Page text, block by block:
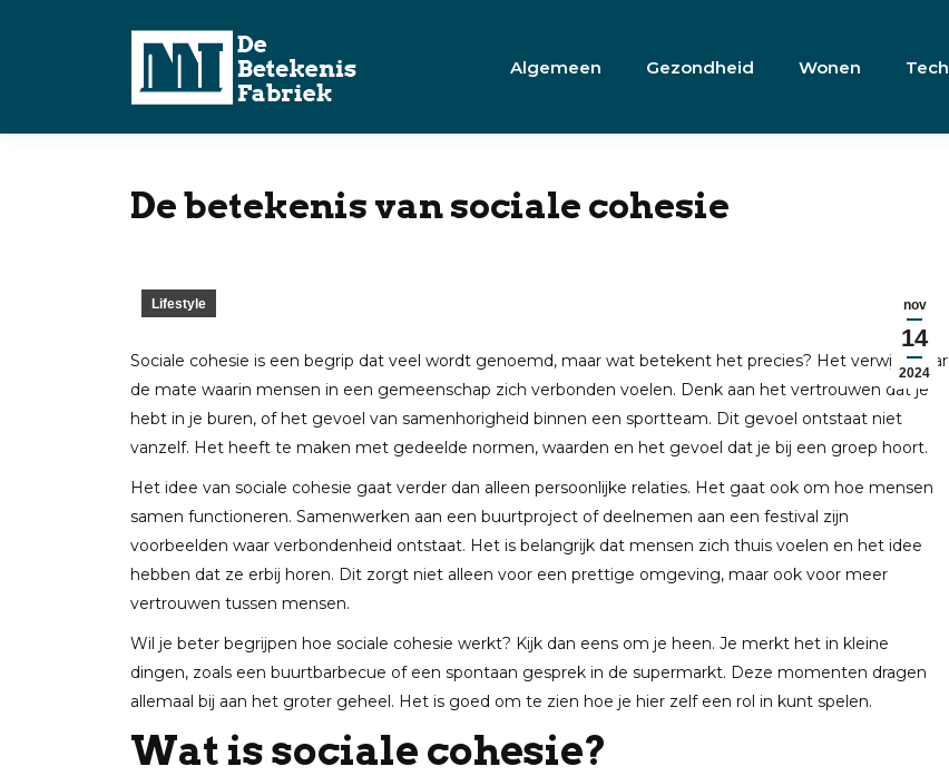
Algemeen Gezondheid Wonen Tech
De betekenis van sociale cohesie
nov
14
2024
Lifestyle
Sociale cohesie is een begrip dat veel wordt genoemd, maar wat betekent het precies? Het verwijst naar
de mate waarin mensen in een gemeenschap zich verbonden voelen. Denk aan het vertrouwen dat je
hebt in je buren, of het gevoel van samenhorigheid binnen een sportteam. Dit gevoel ontstaat niet
vanzelf. Het heeft te maken met gedeelde normen, waarden en het gevoel dat je bij een groep hoort.
Het idee van sociale cohesie gaat verder dan alleen persoonlijke relaties. Het gaat ook om hoe mensen
samen functioneren. Samenwerken aan een buurtproject of deelnemen aan een festival zijn
voorbeelden waar verbondenheid ontstaat. Het is belangrijk dat mensen zich thuis voelen en het idee
hebben dat ze erbij horen. Dit zorgt niet alleen voor een prettige omgeving, maar ook voor meer
vertrouwen tussen mensen.
Wil je beter begrijpen hoe sociale cohesie werkt? Kijk dan eens om je heen. Je merkt het in kleine
dingen, zoals een buurtbarbecue of een spontaan gesprek in de supermarkt. Deze momenten dragen
allemaal bij aan het groter geheel. Het is goed om te zien hoe je hier zelf een rol in kunt spelen.
Wat is sociale cohesie?